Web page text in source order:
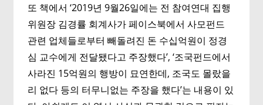
또 책에서 ‘2019년 9월26일에는 전 참여연대 집행
위원장 김경률 회계사가 페이스북에서 사모펀드
관련 업체들로부터 빼돌려진 돈 수십억원이 정경
심 교수에게 전달됐다고 주장했다’, ‘조국펀드에서
사라진 15억원의 행방이 묘연한데, 조국도 몰랐을
리 없다 등의 터무니없는 주장을 했다’는 내용이 있